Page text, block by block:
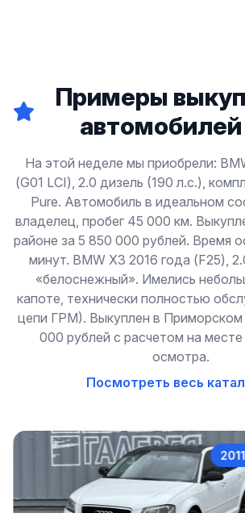
Примеры
На этой неделе мы приобрели:
(G01 LCI), 2.0 дизель (190 л.с.),
Pure. Автомобиль в идеальном
владелец, пробег 45 000 км.
районе за 5 850 000 рублей. Время
минут. BMW X3 2016 года (F25),
«белоснежный». Имелись
капоте, технически полностью
цепи ГРМ). Выкуплен в Приморском
000 рублей с расчетом на месте
осмотра.
Посмотреть весь
Audi A3
2011